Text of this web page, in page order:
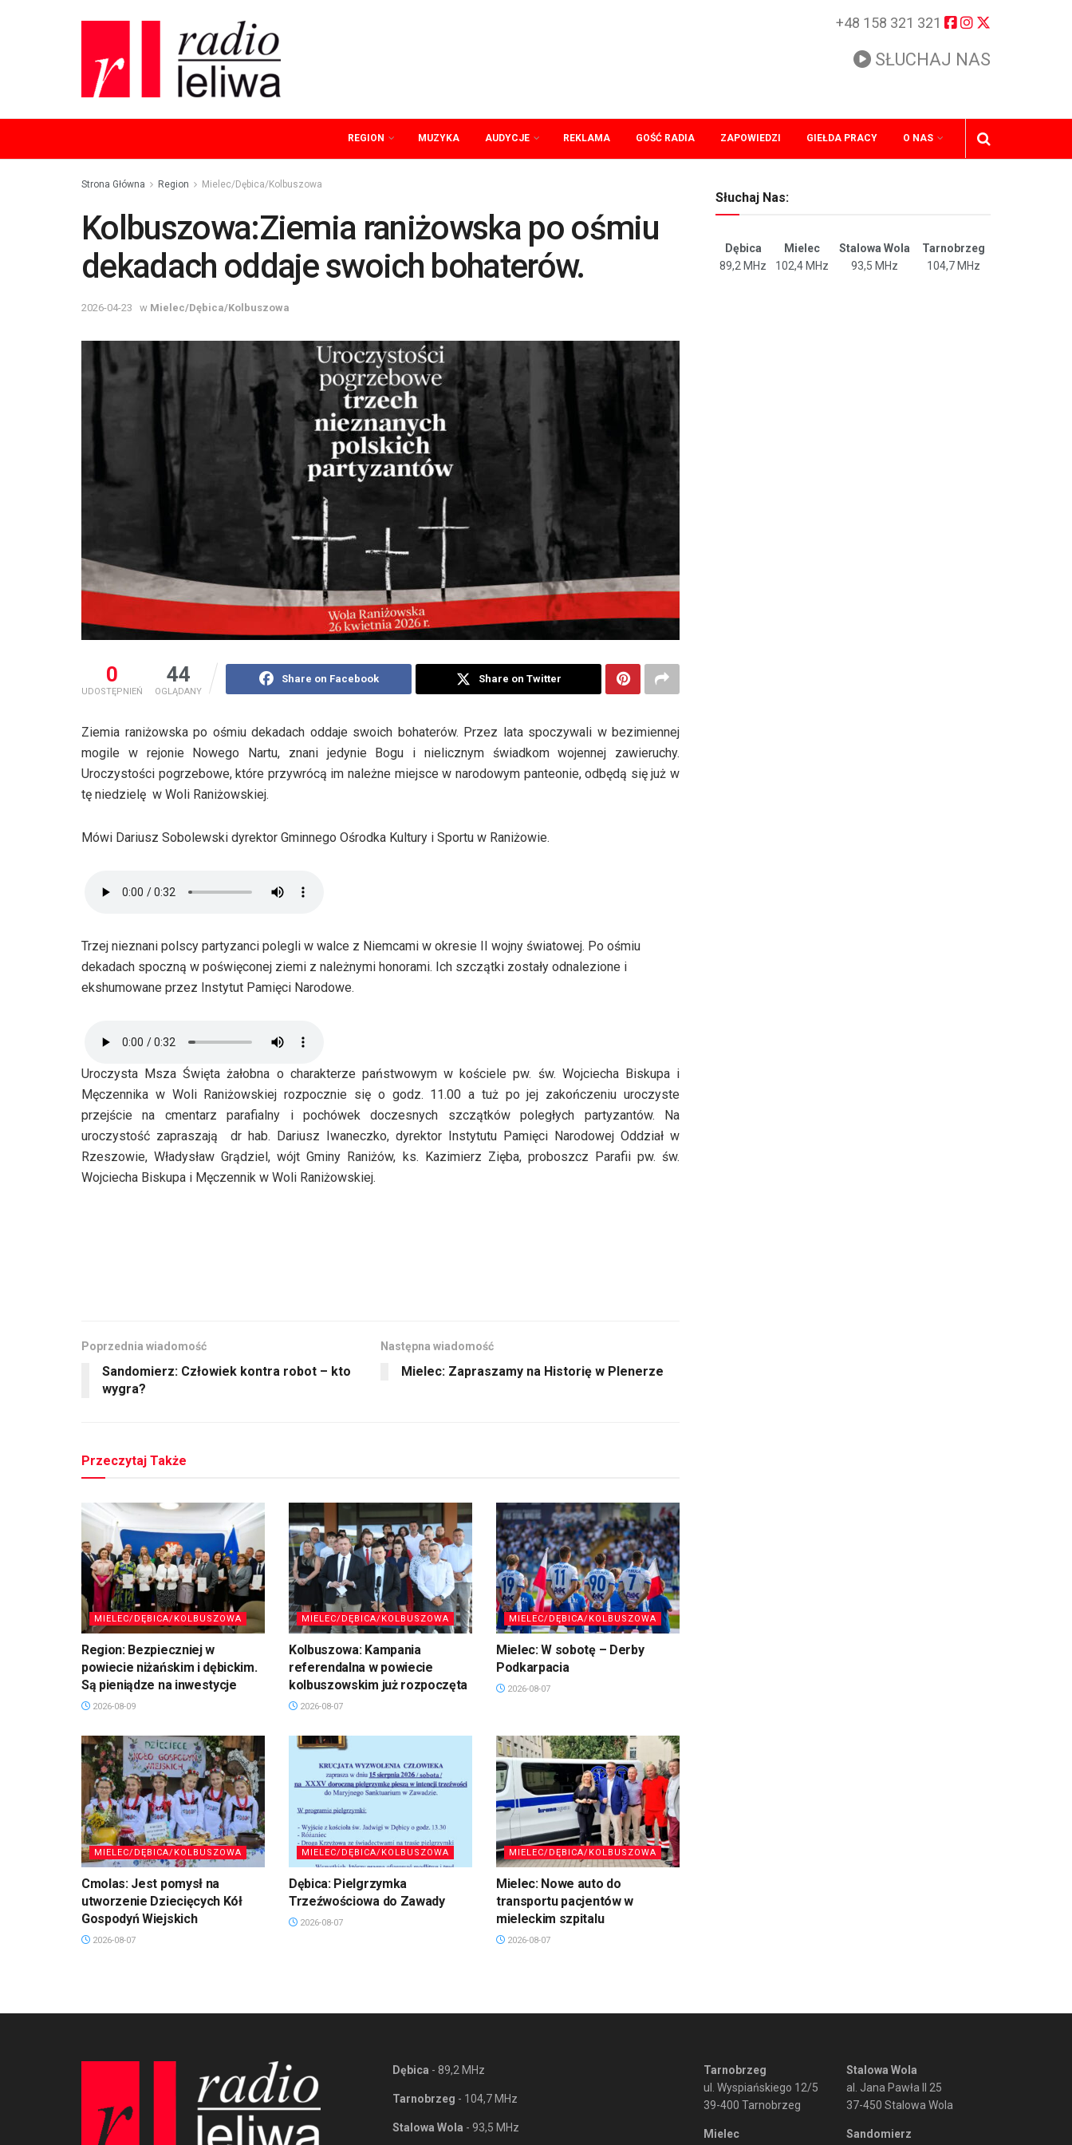
+48 158 321 321
SŁUCHAJ NAS
REGION MUZYKA AUDYCJE REKLAMA GOŚĆ RADIA ZAPOWIEDZI GIEŁDA PRACY O NAS
Strona Główna Region Mielec/Dębica/Kolbuszowa
Kolbuszowa:Ziemia raniżowska po ośmiu
dekadach oddaje swoich bohaterów.
2026-04-23 w Mielec/Dębica/Kolbuszowa
0
UDOSTĘPNIEŃ
44
OGLĄDANY
Share on Facebook Share on Twitter
Ziemia raniżowska po ośmiu dekadach oddaje swoich bohaterów. Przez lata spoczywali w bezimiennej
mogile w rejonie Nowego Nartu, znani jedynie Bogu i nielicznym świadkom wojennej zawieruchy.
Uroczystości pogrzebowe, które przywrócą im należne miejsce w narodowym panteonie, odbędą się już w
tę niedzielę w Woli Raniżowskiej.
Mówi Dariusz Sobolewski dyrektor Gminnego Ośrodka Kultury i Sportu w Raniżowie.
Trzej nieznani polscy partyzanci polegli w walce z Niemcami w okresie II wojny światowej. Po ośmiu
dekadach spoczną w poświęconej ziemi z należnymi honorami. Ich szczątki zostały odnalezione i
ekshumowane przez Instytut Pamięci Narodowe.
Uroczysta Msza Święta żałobna o charakterze państwowym w kościele pw. św. Wojciecha Biskupa i
Męczennika w Woli Raniżowskiej rozpocznie się o godz. 11.00 a tuż po jej zakończeniu uroczyste
przejście na cmentarz parafialny i pochówek doczesnych szczątków poległych partyzantów. Na
uroczystość zapraszają dr hab. Dariusz Iwaneczko, dyrektor Instytutu Pamięci Narodowej Oddział w
Rzeszowie, Władysław Grądziel, wójt Gminy Raniżów, ks. Kazimierz Zięba, proboszcz Parafii pw. św.
Wojciecha Biskupa i Męczennik w Woli Raniżowskiej.
Poprzednia wiadomość
Sandomierz: Człowiek kontra robot – kto
wygra?
Następna wiadomość
Mielec: Zapraszamy na Historię w Plenerze
Przeczytaj Także
MIELEC/DĘBICA/KOLBUSZOWA
Region: Bezpieczniej w
powiecie niżańskim i dębickim.
Są pieniądze na inwestycje
2026-08-09
MIELEC/DĘBICA/KOLBUSZOWA
Kolbuszowa: Kampania
referendalna w powiecie
kolbuszowskim już rozpoczęta
2026-08-07
MIELEC/DĘBICA/KOLBUSZOWA
Mielec: W sobotę – Derby
Podkarpacia
2026-08-07
MIELEC/DĘBICA/KOLBUSZOWA
Cmolas: Jest pomysł na
utworzenie Dziecięcych Kół
Gospodyń Wiejskich
2026-08-07
MIELEC/DĘBICA/KOLBUSZOWA
Dębica: Pielgrzymka
Trzeźwościowa do Zawady
2026-08-07
MIELEC/DĘBICA/KOLBUSZOWA
Mielec: Nowe auto do
transportu pacjentów w
mieleckim szpitalu
2026-08-07
Słuchaj Nas:
Dębica Mielec Stalowa Wola
Tarnobrzeg
89,2 MHz
102,4 MHz 93,5 MHz 104,7 MHz
Dębica - 89,2 MHz
Tarnobrzeg - 104,7 MHz
Stalowa Wola - 93,5 MHz
Tarnobrzeg
ul. Wyspiańskiego 12/5
39-400 Tarnobrzeg
Mielec
Stalowa Wola
al. Jana Pawła II 25
37-450 Stalowa Wola
Sandomierz